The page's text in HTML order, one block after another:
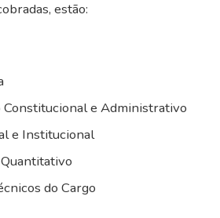
estão:
e Administrativo
e Institucional
do Cargo